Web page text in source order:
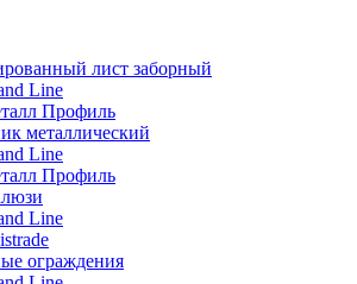
лист заборный
Line
Профиль
металлический
Line
Профиль
Line
ограждения